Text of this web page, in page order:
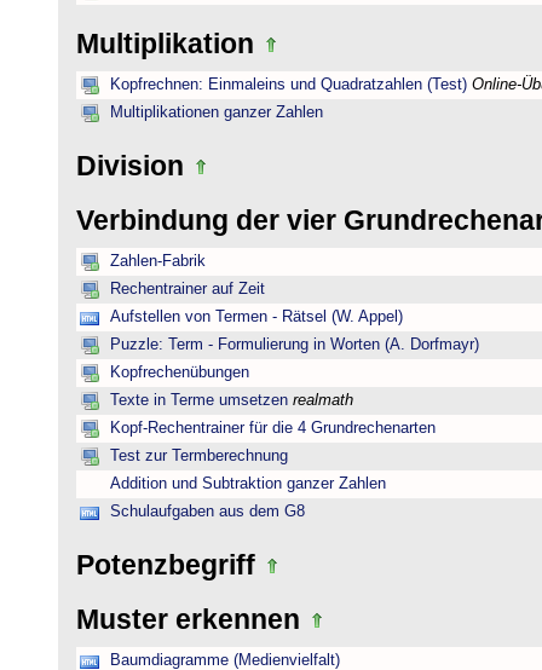
Multiplikation
Kopfrechnen: Einmaleins und Quadratzahlen (Test) Online-
Multiplikationen ganzer Zahlen
Division
Verbindung der vier
Zahlen-Fabrik
Rechentrainer auf Zeit
Aufstellen von Termen - Rätsel (W. Appel)
Puzzle: Term - Formulierung in Worten (A. Dorfmayr)
Kopfrechenübungen
Texte in Terme umsetzen realmath
Kopf-Rechentrainer für die 4 Grundrechenarten
Test zur Termberechnung
Addition und Subtraktion ganzer Zahlen
Schulaufgaben aus dem G8
Potenzbegriff
Muster erkennen
Baumdiagramme (Medienvielfalt)